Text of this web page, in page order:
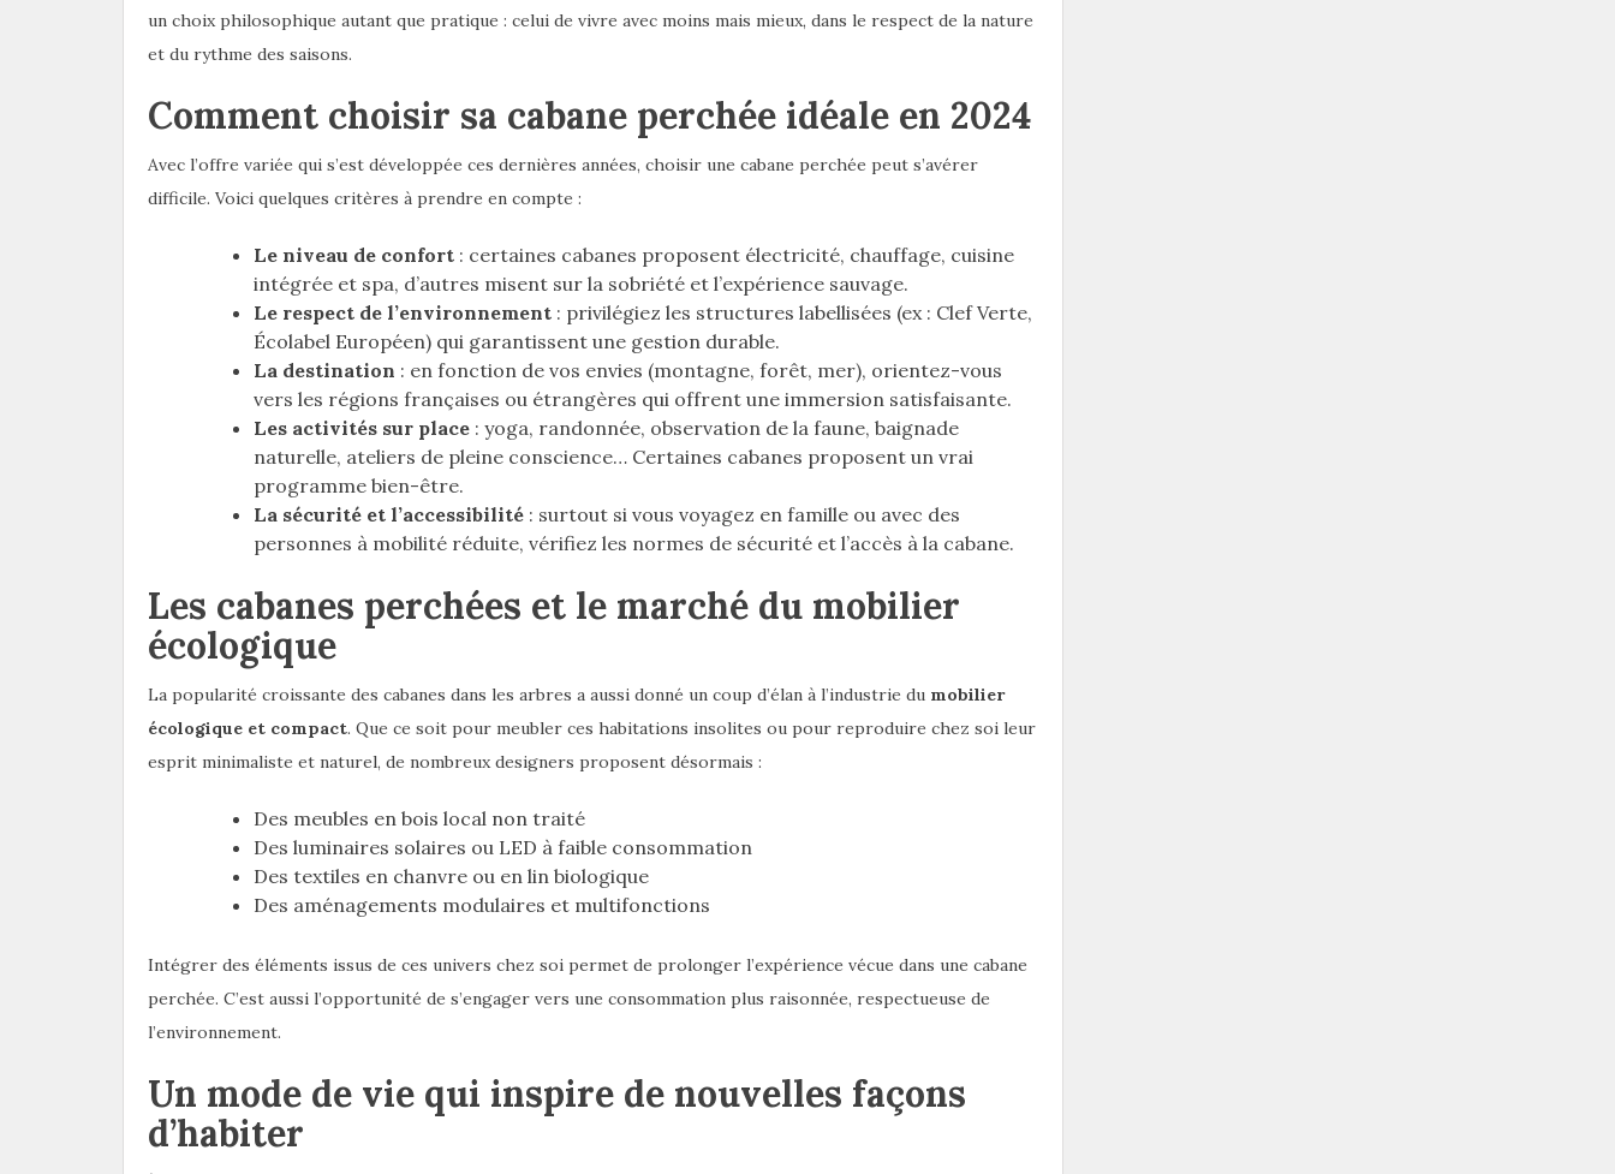
un choix philosophique autant que pratique : celui de vivre avec moins mais mieux, dans le respect de la nature
et du rythme des saisons.
Comment choisir sa cabane perchée idéale en 2024
Avec l’offre variée qui s’est développée ces dernières années, choisir une cabane perchée peut s’avérer
difficile. Voici quelques critères à prendre en compte :
Le niveau de confort : certaines cabanes proposent électricité, chauffage, cuisine
intégrée et spa, d’autres misent sur la sobriété et l’expérience sauvage.
Le respect de l’environnement : privilégiez les structures labellisées (ex : Clef Verte,
Écolabel Européen) qui garantissent une gestion durable.
La destination : en fonction de vos envies (montagne, forêt, mer), orientez-vous
vers les régions françaises ou étrangères qui offrent une immersion satisfaisante.
Les activités sur place : yoga, randonnée, observation de la faune, baignade
naturelle, ateliers de pleine conscience… Certaines cabanes proposent un vrai
programme bien-être.
La sécurité et l’accessibilité : surtout si vous voyagez en famille ou avec des
personnes à mobilité réduite, vérifiez les normes de sécurité et l’accès à la cabane.
Les cabanes perchées et le marché du mobilier
écologique
La popularité croissante des cabanes dans les arbres a aussi donné un coup d’élan à l’industrie du mobilier
écologique et compact. Que ce soit pour meubler ces habitations insolites ou pour reproduire chez soi leur
esprit minimaliste et naturel, de nombreux designers proposent désormais :
Des meubles en bois local non traité
Des luminaires solaires ou LED à faible consommation
Des textiles en chanvre ou en lin biologique
Des aménagements modulaires et multifonctions
Intégrer des éléments issus de ces univers chez soi permet de prolonger l’expérience vécue dans une cabane
perchée. C’est aussi l’opportunité de s’engager vers une consommation plus raisonnée, respectueuse de
l’environnement.
Un mode de vie qui inspire de nouvelles façons
d’habiter